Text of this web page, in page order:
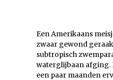
Een Amerikaans
zwaar gewond
subtropisch
waterglijbaan afging.
een paar maanden